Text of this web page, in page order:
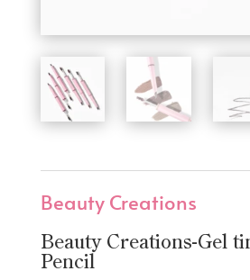
Beauty Creations
Beauty Creations-Gel
Pencil